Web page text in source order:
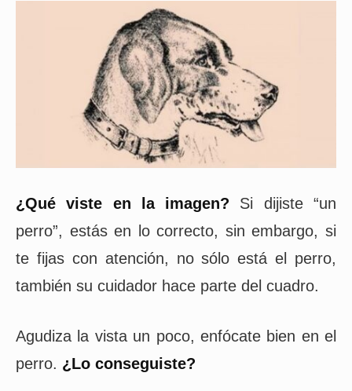
¿Qué viste en la imagen? Si dijiste “un
perro”, estás en lo correcto, sin embargo, si
te fijas con atención, no sólo está el perro,
también su cuidador hace parte del cuadro.
Agudiza la vista un poco, enfócate bien en el
perro. ¿Lo conseguiste?